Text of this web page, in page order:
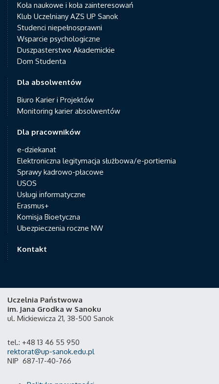
Koła naukowe i koła zainteresowań
Klub Uczelniany AZS UP Sanok
Studenci niepełnosprawni
Wsparcie psychologiczne
Duszpasterstwo Akademickie
Dom Studenta
Dla absolwentów
Biuro Karier i Projektów
Monitoring karier absolwentów
Dla pracowników
e-dziekanat
Elektroniczna legitymacja służbowa/e-portiernia
Sprawy kadrowo-płacowe
USOS
Usługi informatyczne
Erasmus+
Komisja Bioetyczna
Ubezpieczenia roczne NW
Kontakt
Uczelnia Państwowa
im. Jana Grodka w Sanoku
ul. Mickiewicza 21, 38-500 Sanok
tel.: +48 13 46 55 950
rektorat@up-sanok.edu.pl
NIP 687-17-40-766